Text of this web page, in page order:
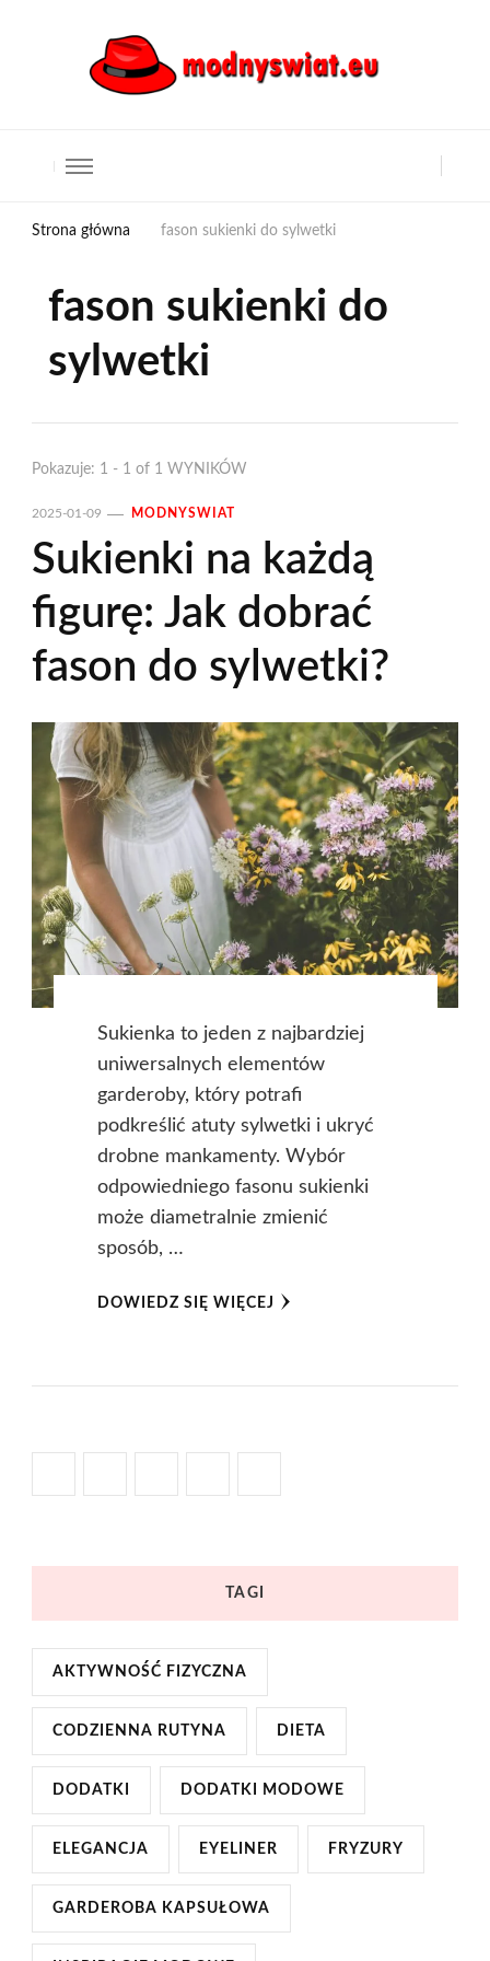
Strona główna fason sukienki do sylwetki
fason sukienki do
sylwetki
Pokazuje: 1 - 1 of 1 WYNIKÓW
2025-01-09 MODNYSWIAT
Sukienki na każdą
figurę: Jak dobrać
fason do sylwetki?
Sukienka to jeden z najbardziej
uniwersalnych elementów
garderoby, który potrafi
podkreślić atuty sylwetki i ukryć
drobne mankamenty. Wybór
odpowiedniego fasonu sukienki
może diametralnie zmienić
sposób, …
DOWIEDZ SIĘ WIĘCEJ
TAGI
AKTYWNOŚĆ FIZYCZNA
CODZIENNA RUTYNA DIETA
DODATKI DODATKI MODOWE
ELEGANCJA EYELINER FRYZURY
GARDEROBA KAPSUŁOWA